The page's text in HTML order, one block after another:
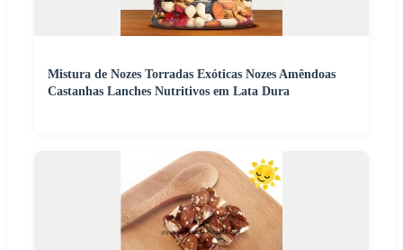
Mistura de Nozes Torradas Exóticas Nozes Amêndoas
Castanhas Lanches Nutritivos em Lata Dura